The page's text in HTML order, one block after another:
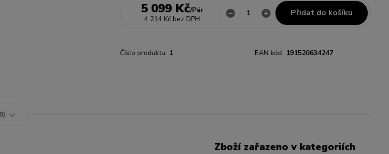
5 099 Kč/Pár
4 214 Kč bez DPH
Přidat do košíku
Číslo produktu: 1 EAN kód: 191520634247
8
Zboží zařazeno v kategoriích